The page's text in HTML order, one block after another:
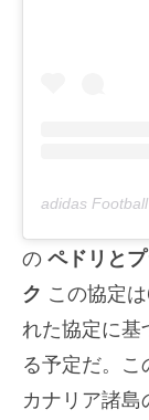
の ペドリと
ク この協定
れた協定に基
る予定だ。こ
カナリア諸